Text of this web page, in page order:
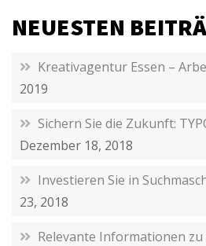
NEUESTEN
Kreativagentur Essen –
2019
Sichern Sie die Zukunft:
Dezember 18, 2018
Investieren Sie in
23, 2018
Relevante Informationen